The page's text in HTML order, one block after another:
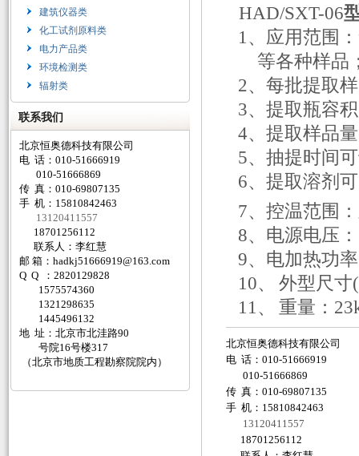
建筑仪器类
化工试剂原料类
电力产品类
环境检测类
辐射类
联系我们
北京恒奥德科技有限公司
电 话：010-51666919
010-51666869
传 真：010-69807135
手 机：15810842463
13120411557
18701256112
联系人：李红慧
邮 箱： hadkj51666919@163.com
Q Q ：2820129828
1575574360
1321298635
1445496132
地 址：北京市北洼路90
号院16号楼317
（北京市地质工程勘察院院内）
HAD/SXT-06
1、应用范围
等各种样品
2、每批提取
3、提取瓶容
4、提取样品
5、抽提时间
6、提取溶剂
7、控温范围：
8、电源电压
9、电加热功
10、
外型尺寸
11、
重量：
北京恒奥德科技有限公司
电 话：010-51666919
010-51666869
传 真：010-69807135
手 机：15810842463
13120411557
18701256112